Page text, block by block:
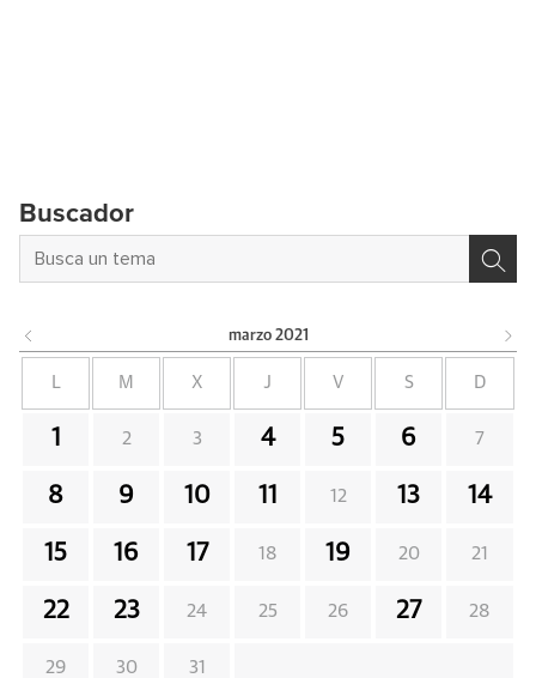
Buscador
marzo 2021
M X J V S D
1 2 3 4 5 6 7
8 9 10 11 12 13 14
15 16 17 18 19 20 21
22 23 24 25 26 27 28
29 30 31